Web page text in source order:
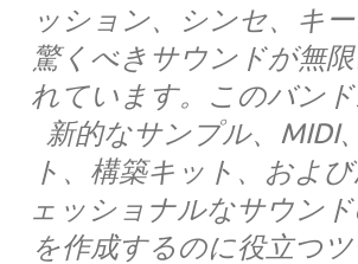
ッション、シンセ、キ
驚くべきサウンドが無
れています。このバン
新的なサンプル、MIDI
ト、構築キット、およ
ェッショナルなサウン
を作成するのに役立つ